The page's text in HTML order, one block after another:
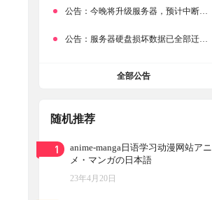
公告： 今晚将升级服务器，预计中断时常为1分钟
公告： 服务器硬盘损坏数据已全部迁移备份，网站恢复完成！
全部公告
随机推荐
1
anime-manga日语学习动漫网站アニ
メ・マンガの日本語
23年4月20日